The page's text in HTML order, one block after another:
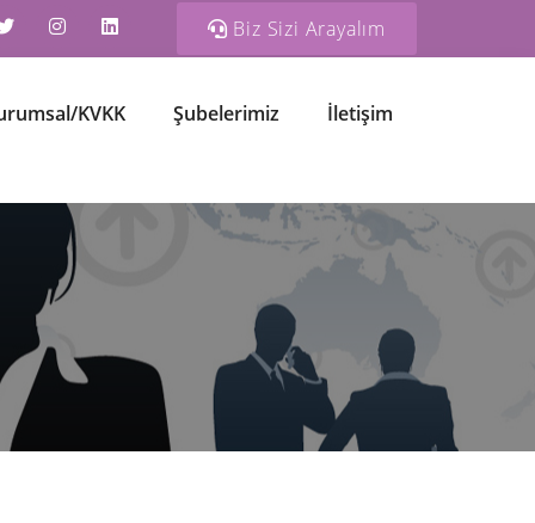
Biz Sizi Arayalım
KVKK Şubelerimiz İletişim